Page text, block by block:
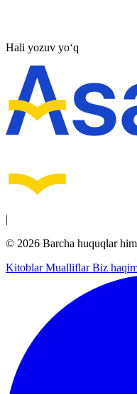
Hali yozuv yo‘q
|
© 2026 Barcha huquqlar
KitoblarMualliflarBiz